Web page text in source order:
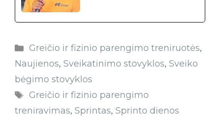
Greičio ir fizinio parengimo treniruotės,
Naujienos, Sveikatinimo stovyklos, Sveiko
bėgimo stovyklos
Greičio ir fizinio parengimo
treniravimas, Sprintas, Sprinto dienos